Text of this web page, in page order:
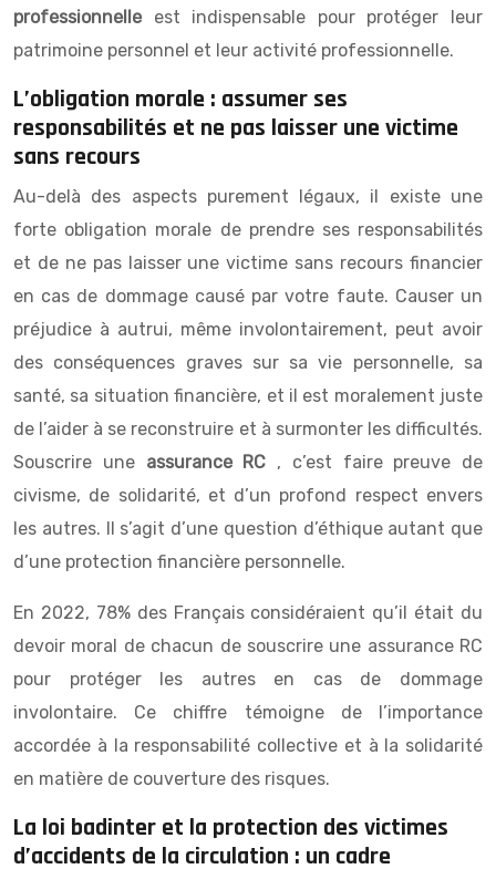
professionnelle est indispensable pour protéger leur
patrimoine personnel et leur activité professionnelle.
L’obligation morale : assumer ses
responsabilités et ne pas laisser une victime
sans recours
Au-delà des aspects purement légaux, il existe une
forte obligation morale de prendre ses responsabilités
et de ne pas laisser une victime sans recours financier
en cas de dommage causé par votre faute. Causer un
préjudice à autrui, même involontairement, peut avoir
des conséquences graves sur sa vie personnelle, sa
santé, sa situation financière, et il est moralement juste
de l’aider à se reconstruire et à surmonter les difficultés.
Souscrire une assurance RC , c’est faire preuve de
civisme, de solidarité, et d’un profond respect envers
les autres. Il s’agit d’une question d’éthique autant que
d’une protection financière personnelle.
En 2022, 78% des Français considéraient qu’il était du
devoir moral de chacun de souscrire une assurance RC
pour protéger les autres en cas de dommage
involontaire. Ce chiffre témoigne de l’importance
accordée à la responsabilité collective et à la solidarité
en matière de couverture des risques.
La loi badinter et la protection des victimes
d’accidents de la circulation : un cadre